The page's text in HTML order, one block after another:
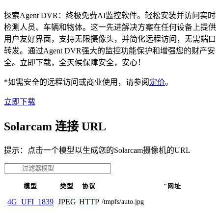
探索Agent DVR：终极免费AI监控软件。轻松安装并访问实时
检测人员、车辆和物体。这一先进解决方案在任何设备上提供
用户友好界面，支持无限摄像头，并简化远程访问，无需端口
转发。通过Agent DVR强大的监控功能保护和增强您的财产安
全。立即下载，全天候保障安全，安心！
*如需安全的远程访问或商业使用，请参阅 定价。
立即下载
Solarcam 连接 URL
提示：点击一个模型以生成您的Solarcam摄像机的URL
模型 类型 协议 "网址
4G_UFI_1839 JPEG HTTP /tmpfs/auto.jpg